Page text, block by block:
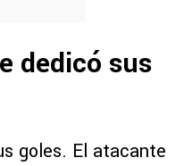
dedicó sus
goles. El atacante